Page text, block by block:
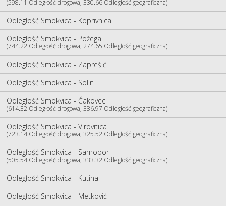
(598.11 Odległość drogowa, 330.66 Odległość geograficzna)
Odległość Smokvica - Koprivnica
Odległość Smokvica - Požega
(744.22 Odległość drogowa, 274.65 Odległość geograficzna)
Odległość Smokvica - Zaprešić
Odległość Smokvica - Solin
Odległość Smokvica - Čakovec
(614.32 Odległość drogowa, 386.97 Odległość geograficzna)
Odległość Smokvica - Virovitica
(723.14 Odległość drogowa, 325.52 Odległość geograficzna)
Odległość Smokvica - Samobor
(505.54 Odległość drogowa, 333.32 Odległość geograficzna)
Odległość Smokvica - Kutina
Odległość Smokvica - Metković